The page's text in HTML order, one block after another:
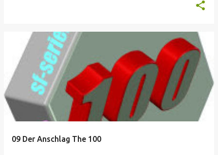
09 Der Anschlag The 100